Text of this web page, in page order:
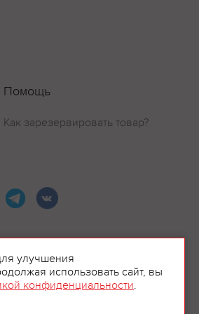
Помощь
Как зарезервировать товар?
улучшения
использовать сайт, вы
конфиденциальности.